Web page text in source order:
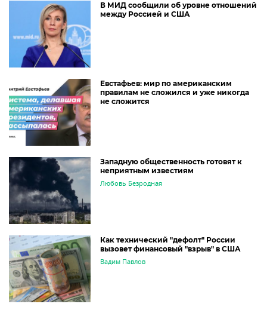
В МИД сообщили об уровне отношений
между Россией и США
Евстафьев: мир по американским
правилам не сложился и уже никогда
не сложится
Западную общественность готовят к
неприятным известиям
Любовь Безродная
Как технический "дефолт" России
вызовет финансовый "взрыв" в США
Вадим Павлов